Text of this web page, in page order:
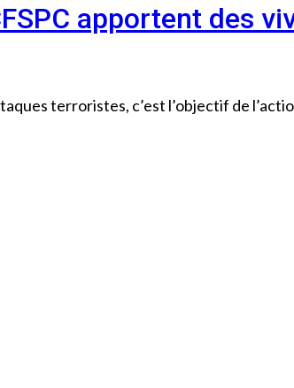
apportent des
terroristes, c’est l’objectif de